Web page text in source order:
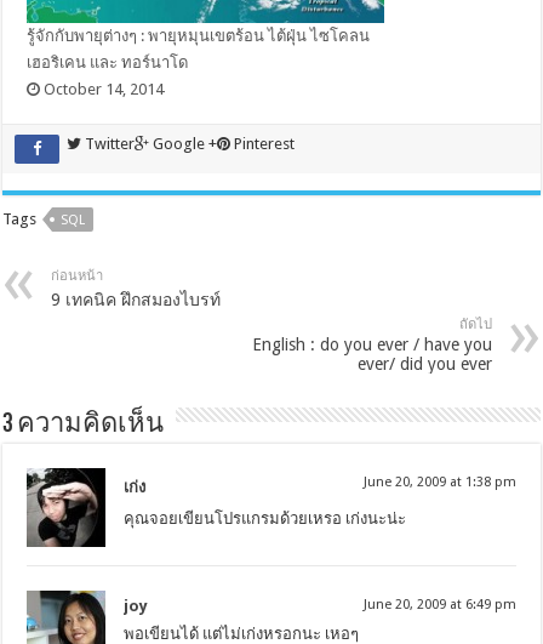
รู้จักกับพายุต่างๆ : พายุหมุนเขตร้อน ไต้ฝุ่น ไซโคลน
เฮอริเคน และ ทอร์นาโด
October 14, 2014
Twitter Google + Pinterest
Tags SQL
ก่อนหน้า
9 เทคนิค ฝึกสมองไบรท์
ถัดไป
English : do you ever / have you
ever/ did you ever
3 ความคิดเห็น
เก่ง June 20, 2009 at 1:38 pm
คุณจอยเขียนโปรแกรมด้วยเหรอ เก่งนะน่ะ
joy June 20, 2009 at 6:49 pm
พอเขียนได้ แต่ไม่เก่งหรอกนะ เหอๆ